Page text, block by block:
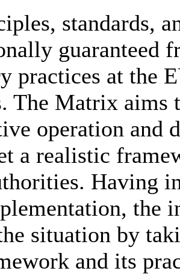
standards,
guaranteed
practices at the
The Matrix aims
operation and
a realistic
Having
the
situation by
and its